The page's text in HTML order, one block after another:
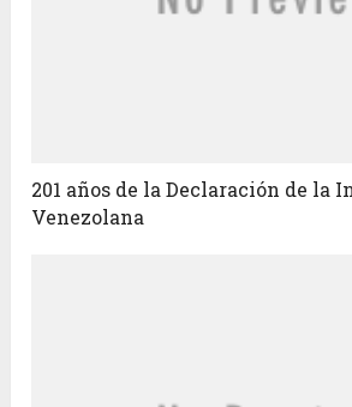
201 años de la Declaración de la
Venezolana